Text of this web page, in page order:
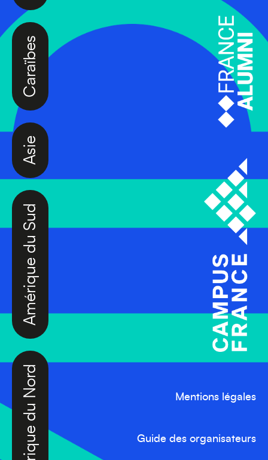
Amérique du Nord
Amérique du Sud
Asie
Caraïbes
Mentions légales
Guide des organisateurs